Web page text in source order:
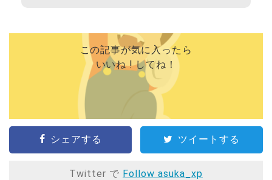
この記事が気に入ったら
いいね ! してね！
シェアする ツイートする
Twitter で Follow asuka_xp